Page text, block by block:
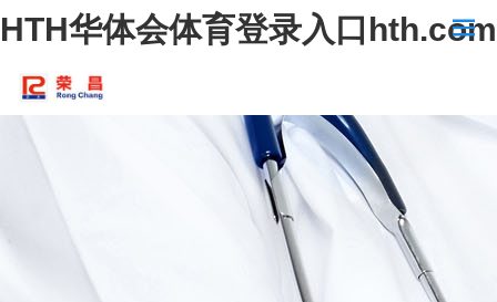
HTH华体会体育登录入口hth.com